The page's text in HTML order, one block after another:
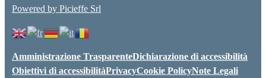
Powered by Picieffe Srl
Amministrazione TrasparenteDichiarazione di accessibilità
Obiettivi di accessibilitàPrivacyCookie PolicyNote Legali